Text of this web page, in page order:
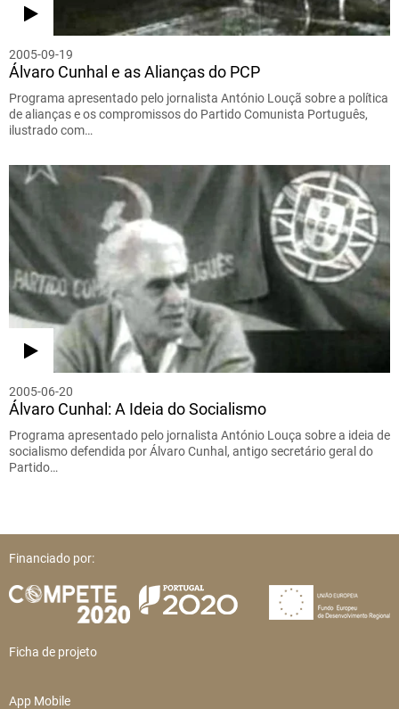
2005-09-19
Álvaro Cunhal e as Alianças do PCP
Programa apresentado pelo jornalista António Louçã sobre a política
de alianças e os compromissos do Partido Comunista Português,
ilustrado com…
2005-06-20
Álvaro Cunhal: A Ideia do Socialismo
Programa apresentado pelo jornalista António Louça sobre a ideia de
socialismo defendida por Álvaro Cunhal, antigo secretário geral do
Partido…
Financiado por:
Ficha de projeto
App Mobile